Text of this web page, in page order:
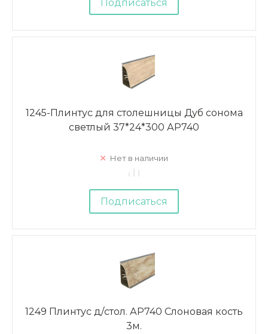
Подписаться
1245-Плинтус для столешницы Дуб сонома
светлый 37*24*300 АР740
Нет в наличии
Подписаться
1249 Плинтус д/стол. АР740 Слоновая кость
3м.